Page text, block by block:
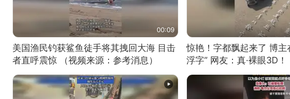
00:09
美国渔民钓获鲨鱼徒手将其拽回大海 目击
者直呼震惊 （视频来源：参考消息）
惊艳！字都飘起来了 博主
浮字” 网友：真·裸眼3D！